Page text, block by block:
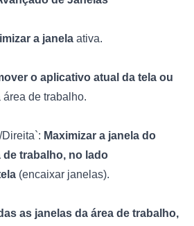
a janela ativa.
o aplicativo atual da tela ou
área de trabalho.
Maximizar a janela do
trabalho, no lado
(encaixar janelas).
as janelas da área de trabalho,